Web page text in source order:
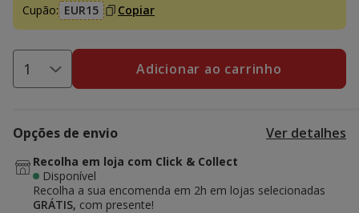
Cupão: EUR15 Copiar
Adicionar ao carrinho
Opções de envio Ver detalhes
Recolha em loja com Click & Collect
Disponível
Recolha a sua encomenda em 2h em lojas selecionadas
GRÁTIS, com presente!